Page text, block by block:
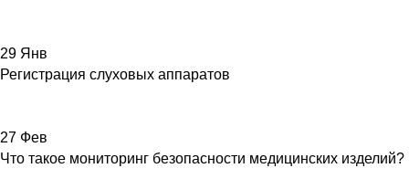
29 Янв
Регистрация слуховых аппаратов
27 Фев
Что такое мониторинг безопасности медицинских изделий?